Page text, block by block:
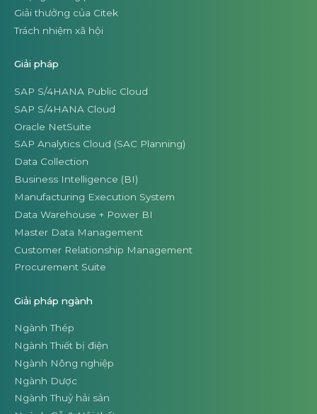
Giải thưởng của Citek
Trách nhiệm xã hội
Giải pháp
SAP S/4HANA Public Cloud
SAP S/4HANA Cloud
Oracle NetSuite
SAP Analytics Cloud (SAC Planning)
Data Collection
Business Intelligence (BI)
Manufacturing Execution System
Data Warehouse + Power BI
Master Data Management
Customer Relationship Management
Procurement Suite
Giải pháp ngành
Ngành Thép
Ngành Thiết bị điện
Ngành Nông nghiệp
Ngành Dược
Ngành Thuỷ hải sản